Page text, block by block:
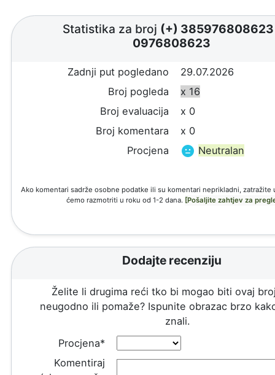
Statistika za broj (+)
0976808623
Zadnji put pogledano
29.07.2026
Broj pogleda
x 16
Broj evaluacija
x 0
Broj komentara
x 0
Procjena
Neutralan
Ako komentari sadrže osobne podatke ili su komentari neprikladni, zatražite
ćemo razmotriti u roku od 1-2 dana. [Pošaljite zahtjev za
Dodajte recenziju
Želite li drugima reći tko bi mogao biti ovaj
neugodno ili pomaže? Ispunite obrazac brzo
znali.
Procjena*
Komentiraj